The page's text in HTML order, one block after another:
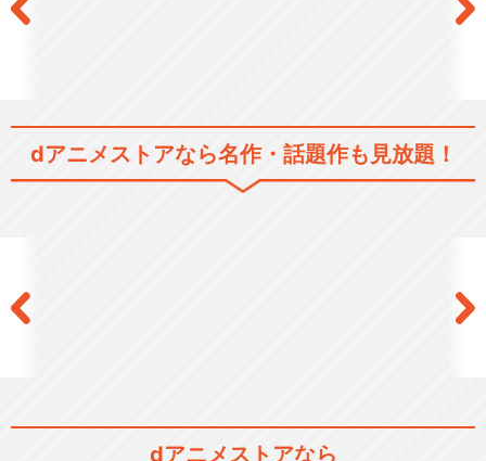
みなみけ べつばら
dアニメストアなら名作・話題作も見放題！
dアニメストアなら